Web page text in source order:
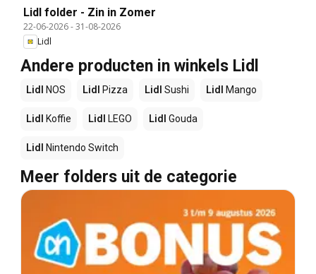
Lidl folder - Zin in Zomer
22-06-2026-31-08-2026
Lidl
Andere producten in winkels Lidl
Lidl NOS Lidl Pizza Lidl Sushi Lidl Mango
Lidl Koffie Lidl LEGO Lidl Gouda
Lidl Nintendo Switch
Meer folders uit de categorie